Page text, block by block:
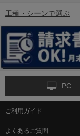
6-矢印板/LED矢印板
9-点字マット・タイ
工種・シーンで選ぶ
PC
ご利用ガイド
よくあるご質問